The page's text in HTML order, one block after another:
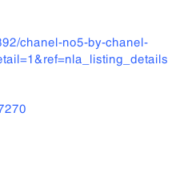
chanel-no5-by-chanel-